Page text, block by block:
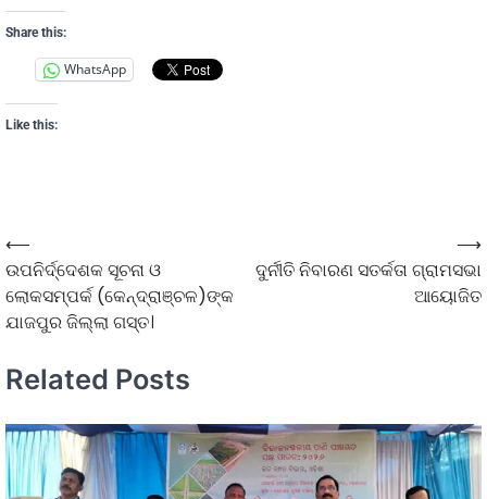
Share this:
WhatsApp
Like this:
⟵
ଉପନିର୍ଦ୍ଦେଶକ ସୂଚନା ଓ
ଲୋକସମ୍ପର୍କ (କେନ୍ଦ୍ରାଞ୍ଚଳ)ଙ୍କ
ଯାଜପୁର ଜିଲ୍ଲା ଗସ୍ତ।
ଦୁର୍ନୀତି ନିବାରଣ ସତର୍କତା ଗ୍ରାମସଭା
ଆୟୋଜିତ
⟶
Related Posts